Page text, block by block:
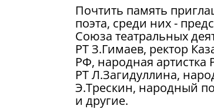
Почтить память
поэта, среди них -
Союза театральных
РТ З.Гимаев, ректор
РФ, народная артистка
РТ Л.Загидуллина,
Э.Трескин, народный
и другие.